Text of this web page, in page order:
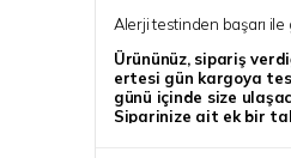
Alerji testinden başarı
Ürününüz, sipariş
ertesi gün kargoya
günü içinde size
Siparinize ait ek bir